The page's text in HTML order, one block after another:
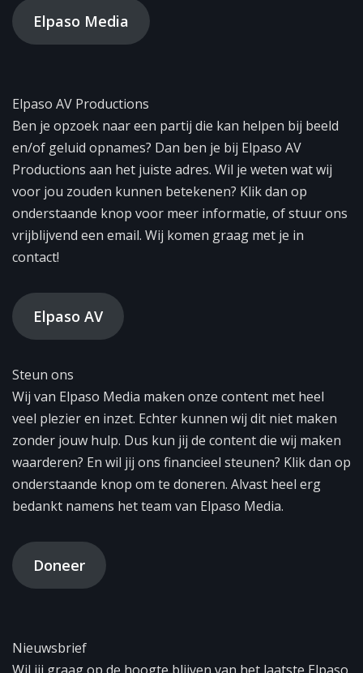
Elpaso Media
Elpaso AV Productions
Ben je opzoek naar een partij die kan helpen bij beeld
en/of geluid opnames? Dan ben je bij Elpaso AV
Productions aan het juiste adres. Wil je weten wat wij
voor jou zouden kunnen betekenen? Klik dan op
onderstaande knop voor meer informatie, of stuur ons
vrijblijvend een email. Wij komen graag met je in
contact!
Elpaso AV
Steun ons
Wij van Elpaso Media maken onze content met heel
veel plezier en inzet. Echter kunnen wij dit niet maken
zonder jouw hulp. Dus kun jij de content die wij maken
waarderen? En wil jij ons financieel steunen? Klik dan op
onderstaande knop om te doneren. Alvast heel erg
bedankt namens het team van Elpaso Media.
Doneer
Nieuwsbrief